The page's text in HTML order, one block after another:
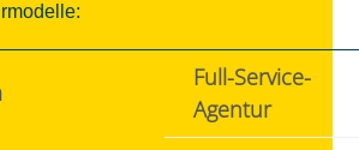
Full-Service-
Agentur